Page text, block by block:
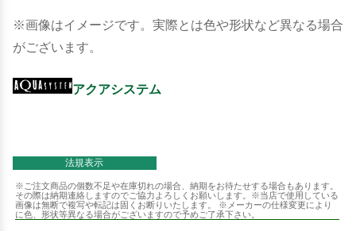
※画像はイメージです。実際とは色や形状など異なる場合
がございます。
アクアシステム
法規表示
※ご注文商品の個数不足や在庫切れの場合、納期をお待たせする場合もあります。
その際は納期連絡しますのでご協力よろしくお願いします。※当店で使用している
画像は無断で複写や転記は固くお断りいたします。 ※メーカーの仕様変更により
に色、形状等異なる場合がございますので予めご了承下さい。